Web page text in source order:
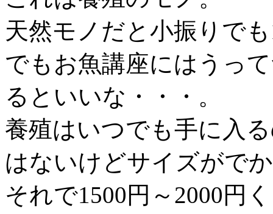
天然モノだと小振りで
でもお魚講座にはうっ
るといいな・・・。
養殖はいつでも手に入
はないけどサイズがで
それで1500円～2000円